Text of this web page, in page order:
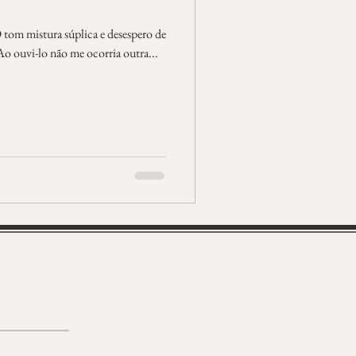
mistura súplica e desespero de
ouvi-lo não me ocorria outra...